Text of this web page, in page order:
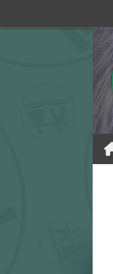
to
Skip